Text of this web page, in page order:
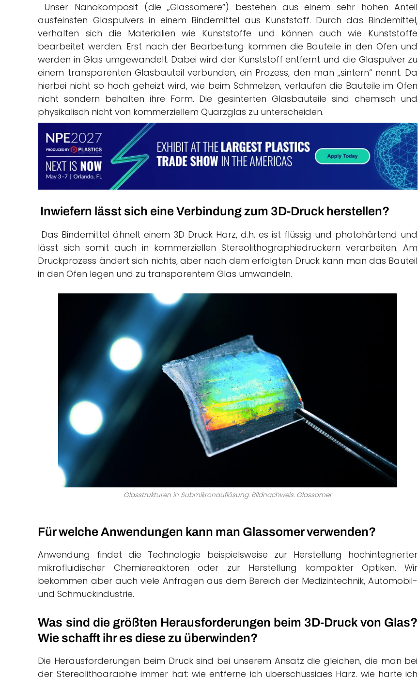
Unser Nanokomposit (die „Glassomere“) bestehen aus einem sehr hohen Anteil
ausfeinsten Glaspulvers in einem Bindemittel aus Kunststoff. Durch das Bindemittel,
verhalten sich die Materialien wie Kunststoffe und können auch wie Kunststoffe
bearbeitet werden. Erst nach der Bearbeitung kommen die Bauteile in den Ofen und
werden in Glas umgewandelt. Dabei wird der Kunststoff entfernt und die Glaspulver zu
einem transparenten Glasbauteil verbunden, ein Prozess, den man „sintern“ nennt. Da
hierbei nicht so hoch geheizt wird, wie beim Schmelzen, verlaufen die Bauteile im Ofen
nicht sondern behalten ihre Form. Die gesinterten Glasbauteile sind chemisch und
physikalisch nicht von kommerziellem Quarzglas zu unterscheiden.
Inwiefern lässt sich eine Verbindung zum 3D-Druck herstellen?
Das Bindemittel ähnelt einem 3D Druck Harz, d.h. es ist flüssig und photohärtend und
lässt sich somit auch in kommerziellen Stereolithographiedruckern verarbeiten. Am
Druckprozess ändert sich nichts, aber nach dem erfolgten Druck kann man das Bauteil
in den Ofen legen und zu transparentem Glas umwandeln.
Glasstrukturen in Submikronauflösung. Bildnachweis: Glassomer
Für welche Anwendungen kann man Glassomer verwenden?
Anwendung findet die Technologie beispielsweise zur Herstellung hochintegrierter
mikrofluidischer Chemiereaktoren oder zur Herstellung kompakter Optiken. Wir
bekommen aber auch viele Anfragen aus dem Bereich der Medizintechnik, Automobil-
und Schmuckindustrie.
Was sind die größten Herausforderungen beim 3D-Druck von Glas?
Wie schafft ihr es diese zu überwinden?
Die Herausforderungen beim Druck sind bei unserem Ansatz die gleichen, die man bei
der Stereolithographie immer hat: wie entferne ich überschüssiges Harz, wie härte ich